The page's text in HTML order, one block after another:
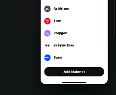
Bahasa Indonesia
Português (Brasil)
Español (Argentina)